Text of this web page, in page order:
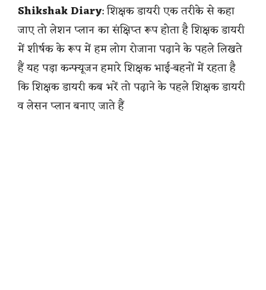
Shikshak Diary: शिक्षक डायरी एक तरीके से कहा
जाए तो लेशन प्लान का संक्षिप्त रूप होता है शिक्षक डायरी
में शीर्षक के रूप में हम लोग रोजाना पढ़ाने के पहले लिखते
हैं यह पड़ा कन्फ्यूजन हमारे शिक्षक भाई-बहनों में रहता है
कि शिक्षक डायरी कब भरें तो पढ़ाने के पहले शिक्षक डायरी
व लेसन प्लान बनाए जाते हैं